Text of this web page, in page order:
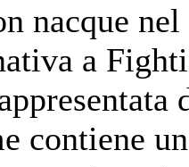
nacque
a
contiene